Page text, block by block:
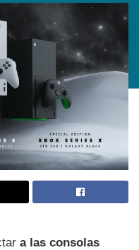
a las consolas